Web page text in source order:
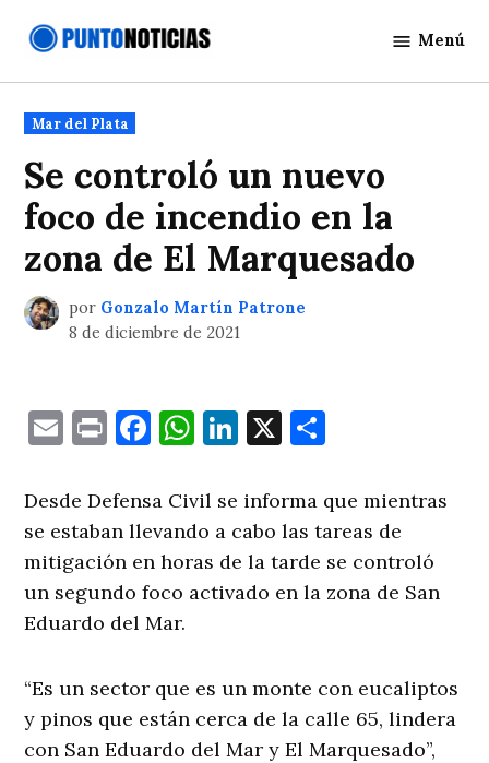
Noticias
Menú
Publicado
en
Mar del Plata
Se controló un nuevo
foco de incendio en la
zona de El Marquesado
por Gonzalo Martín Patrone
8 de diciembre de 2021
EmailPrintFacebook
WhatsApp
LinkedIn
X
Desde Defensa Civil se informa que mientras
se estaban llevando a cabo las tareas de
mitigación en horas de la tarde se controló
un segundo foco activado en la zona de San
Eduardo del Mar.
“Es un sector que es un monte con eucaliptos
y pinos que están cerca de la calle 65, lindera
con San Eduardo del Mar y El Marquesado”,